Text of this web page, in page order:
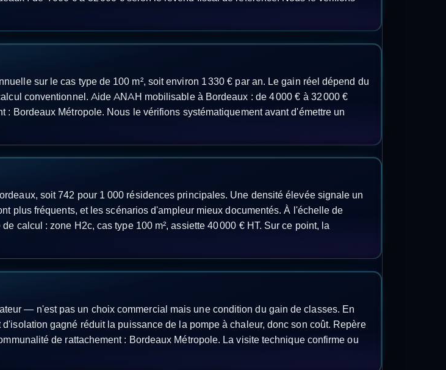
sur le cas type de 100 m², soit environ 1 330 € par an. Le gain réel dépend du
conventionnel. Aide ANAH mobilisable à Bordeaux : de 4 000 € à 32 000 €
Bordeaux Métropole. Nous le vérifions systématiquement avant d'émettre un
soit 742 pour 1 000 résidences principales. Une densité élevée signale un
plus fréquents, et les scénarios d'ampleur mieux documentés. À l'échelle de
calcul : zone H2c, cas type 100 m², assiette 40 000 € HT. Sur ce point, la
— n'est pas un choix commercial mais une condition du gain de classes. En
gagné réduit la puissance de la pompe à chaleur, donc son coût. Repère
de rattachement : Bordeaux Métropole. La visite technique confirme ou